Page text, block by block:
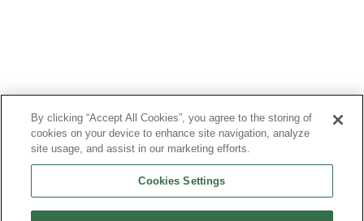
By clicking “Accept All Cookies”, you agree to the storing of
cookies on your device to enhance site navigation, analyze
site usage, and assist in our marketing efforts.
Cookies Settings